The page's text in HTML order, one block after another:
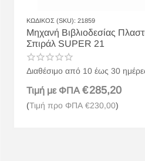
ΚΩΔΙΚΟΣ (SKU): 21859
Μηχανή Βιβλιοδεσίας
Σπιράλ SUPER 21
Διαθέσιμο από 10 έως 30
Τιμή με ΦΠΑ €285,20
(Τιμή προ ΦΠΑ €230,00)